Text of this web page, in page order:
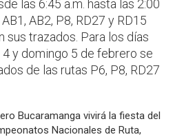
las 6:45 a.m. hasta las 2:00
AB2, P8, RD27 y RD15
sus trazados. Para los días
y domingo 5 de febrero se
de las rutas P6, P8, RD27
Bucaramanga vivirá la fiesta del
Nacionales de Ruta,